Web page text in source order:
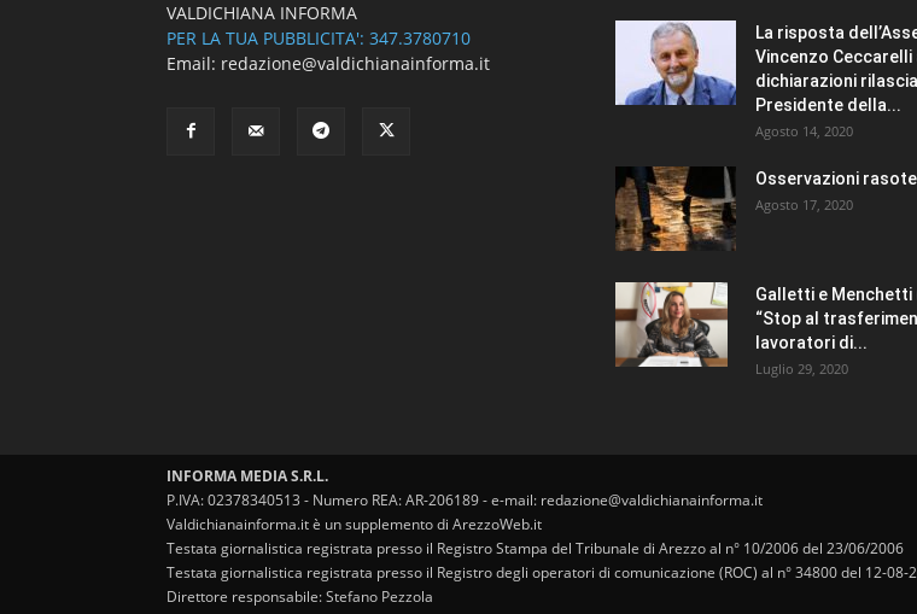
VALDICHIANA INFORMA
PER LA TUA PUBBLICITA': 347.3780710
Email: redazione@valdichianainforma.it
La risposta
Vincenzo Ceccarelli
dichiarazioni
Presidente della...
Agosto 14, 2020
Osservazioni
Agosto 17, 2020
Galletti e Menchetti
“Stop al
lavoratori di...
Luglio 29, 2020
INFORMA MEDIA S.R.L.
P.IVA: 02378340513 - Numero REA: AR-206189 - e-mail: redazione@valdichianainforma.it
Valdichianainforma.it è un supplemento di ArezzoWeb.it
Testata giornalistica registrata presso il Registro Stampa del Tribunale di Arezzo al n° 10/2006 del 23/06/2006
Testata giornalistica registrata presso il Registro degli operatori di comunicazione (ROC) al n° 34800 del 12-08-
Direttore responsabile: Stefano Pezzola